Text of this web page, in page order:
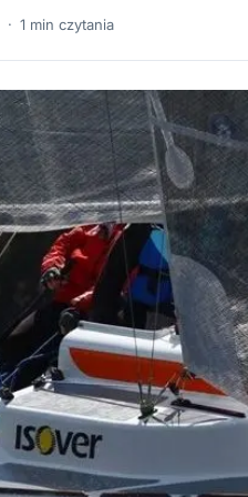
· 1 min czytania